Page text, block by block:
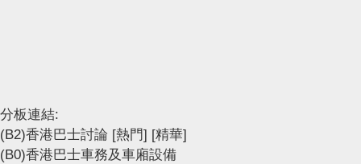
分板連結:
(B2)香港巴士討論 [熱門] [精華]
(B0)香港巴士車務及車廂設備